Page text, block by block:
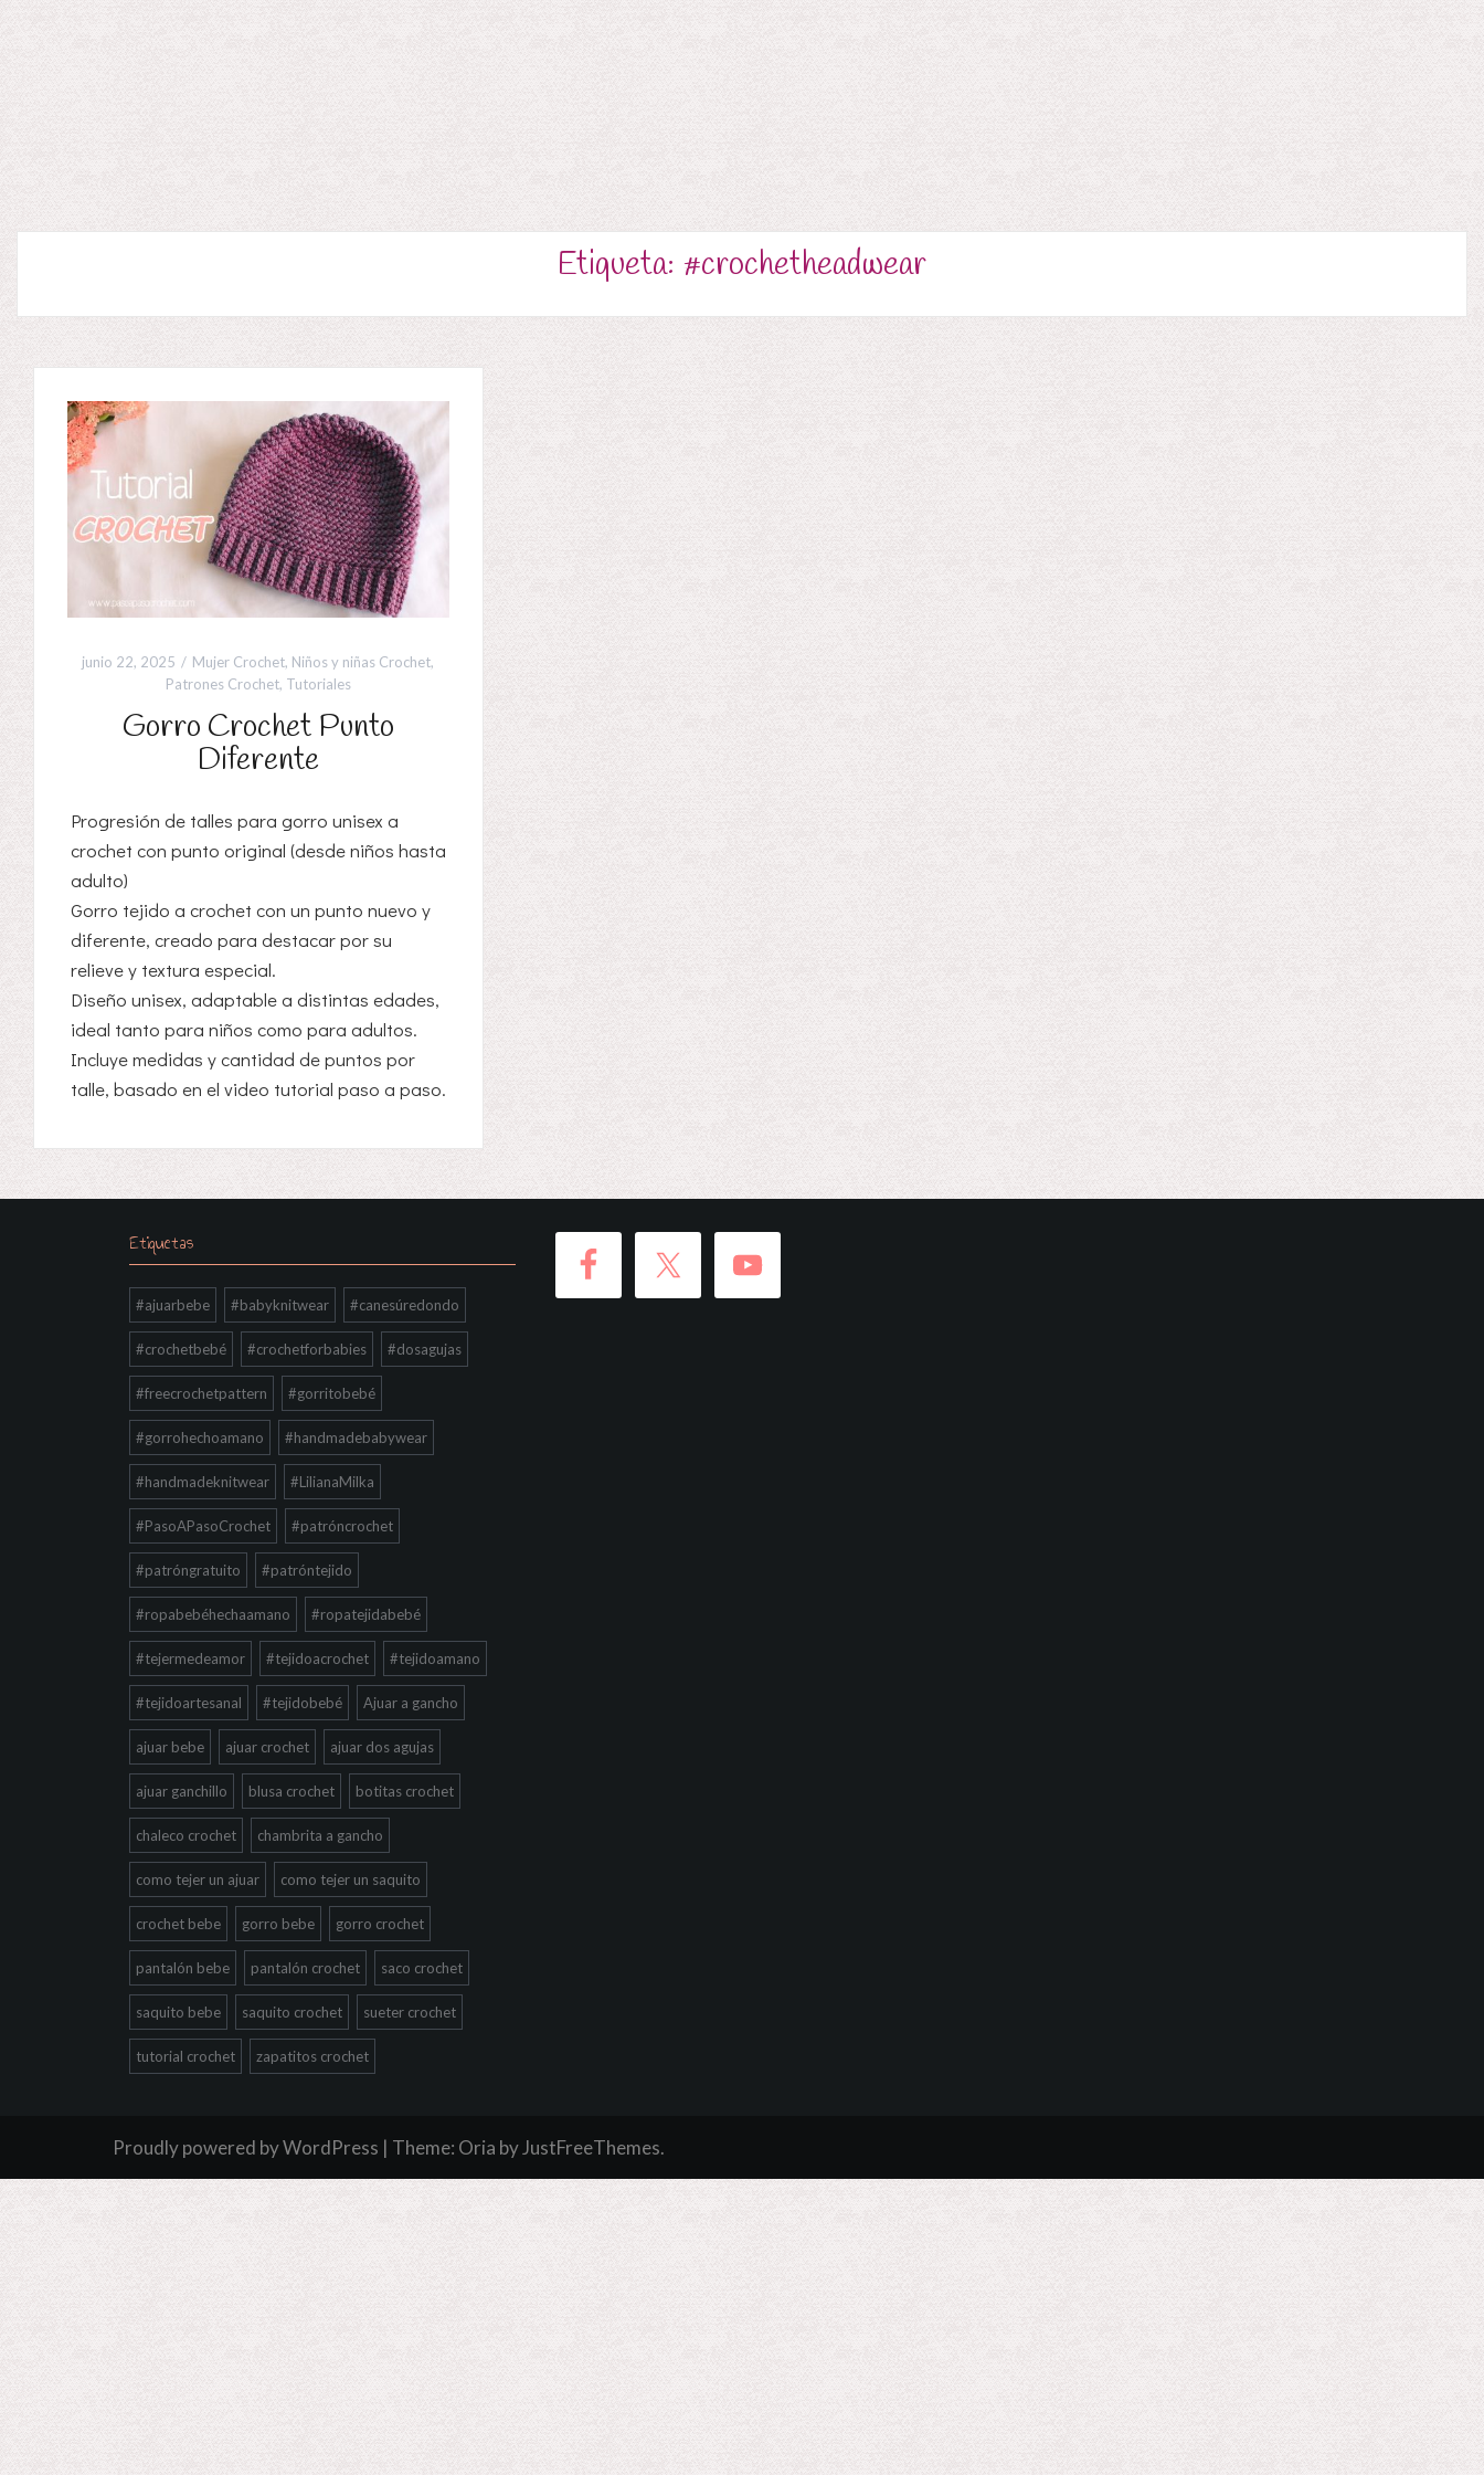
Etiqueta: #crochetheadwear
junio 22, 2025 Mujer Crochet, Niños y niñas Crochet,
Patrones Crochet, Tutoriales
Gorro Crochet Punto
Diferente
Progresión de talles para gorro unisex a
crochet con punto original (desde niños hasta
adulto)
Gorro tejido a crochet con un punto nuevo y
diferente, creado para destacar por su
relieve y textura especial.
Diseño unisex, adaptable a distintas edades,
ideal tanto para niños como para adultos.
Incluye medidas y cantidad de puntos por
talle, basado en el video tutorial paso a paso.
Etiquetas
#ajuarbebe #babyknitwear #canesúredondo
#crochetbebé #crochetforbabies #dosagujas
#freecrochetpattern #gorritobebé
#gorrohechoamano #handmadebabywear
#handmadeknitwear #LilianaMilka
#PasoAPasoCrochet #patróncrochet
#patróngratuito #patróntejido
#ropabebéhechaamano #ropatejidabebé
#tejermedeamor #tejidoacrochet #tejidoamano
#tejidoartesanal #tejidobebé Ajuar a gancho
ajuar bebe ajuar crochet ajuar dos agujas
ajuar ganchillo blusa crochet botitas crochet
chaleco crochet chambrita a gancho
como tejer un ajuar como tejer un saquito
crochet bebe gorro bebe gorro crochet
pantalón bebe pantalón crochet saco crochet
saquito bebe saquito crochet sueter crochet
tutorial crochet zapatitos crochet
Proudly powered by WordPress | Theme: Oria by JustFreeThemes.